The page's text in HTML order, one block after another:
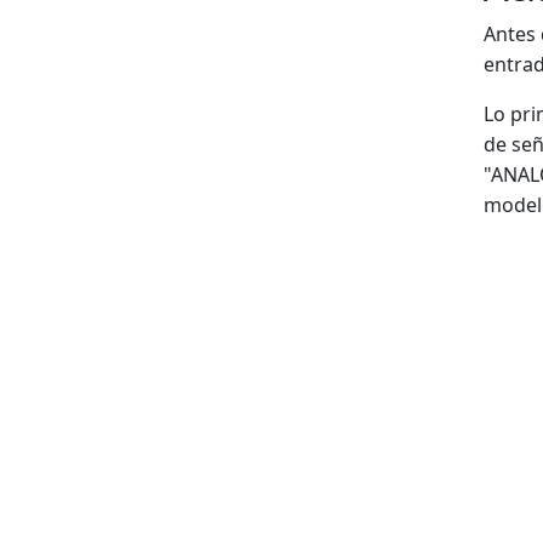
Antes
Lo
de